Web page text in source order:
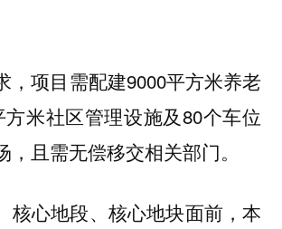
，项目需配建9000平方米养老
米社区管理设施及80个车位
，且需无偿移交相关部门。
核心地段、核心地块面前，本